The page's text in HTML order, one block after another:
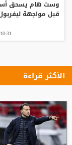
وست هام يسحق
قبل مواجهة
2021-
الأكثر قراءة